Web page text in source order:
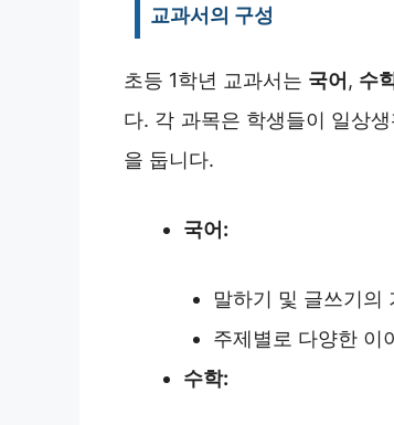
교과서의 구성
초등 1학년 교과서는 국어 , 수
다. 각 과목은 학생들이 일상
을 둡니다.
국어:
말하기 및 글쓰기의
주제별로 다양한 이
수학: